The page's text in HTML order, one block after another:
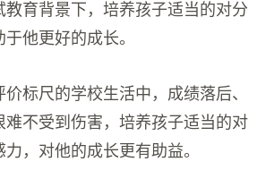
教育背景下，培养孩子适当的对分
他更好的成长。
标尺的学校生活中，成绩落后、
难不受到伤害，培养孩子适当的对
，对他的成长更有助益。